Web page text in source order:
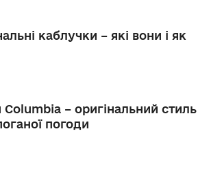
каблучки – які вони і як
Columbia – оригінальний стиль
погоди